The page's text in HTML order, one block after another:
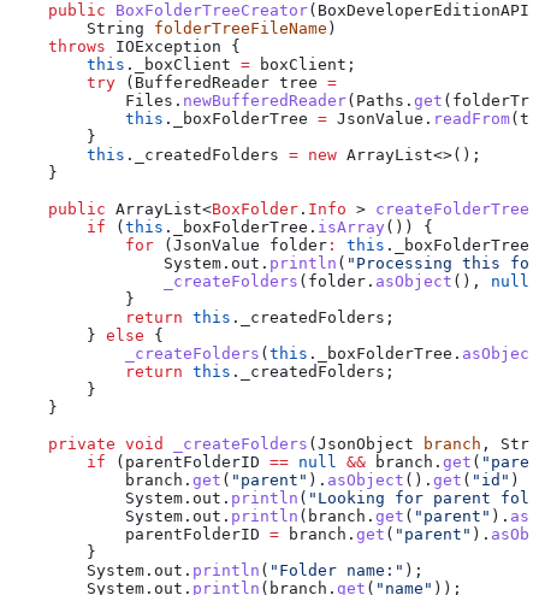
    public
BoxFolderTreeCreator(
        String
folderTreeFileName )
    throws
IOException {
        this
. _boxClient = boxClient;
        try
( BufferedReader tree =
            Files
. newBufferedReader( Paths . get
            this
. _boxFolderTree = JsonValue . readFrom
        }
        this
. _createdFolders = new ArrayList<>();
    }
    public
ArrayList<BoxFolder . Info > createFolderTree
        if
( this . _boxFolderTree . isArray ()) {
            for
( JsonValue folder : this . _boxFolderTree
                System
. out . println ( "Processing this
                _createFolders
( folder . asObject (), null
            }
            return
this . _createdFolders ;
        }
else {
            _createFolders
( this . _boxFolderTree . asObject
            return
this . _createdFolders ;
        }
    }
    private
void _createFolders ( JsonObject branch ,
        if
(parentFolderID == null && branch . get (
            branch
. get ( "parent" ). asObject (). get ( "id" )
            System
. out . println ( "Looking for parent
            System
. out . println ( branch . get ( "parent" ).
            parentFolderID
= branch . get ( "parent" ).
        }
        System
. out . println ( "Folder name:" );
        System
. out . println ( branch . get ( "name" ));